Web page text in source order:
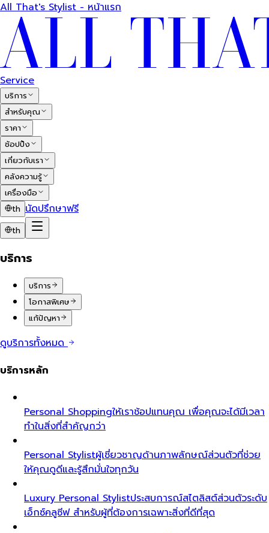
All That's Stylist - หน้าแรก
Service
บริการ
สำหรับคุณ
ราคา
ช้อปปิ้ง
เกี่ยวกับเรา
คลังความรู้
เครื่องมือ
th นัดปรึกษาฟรี
th
บริการ
บริการ
โอกาสพิเศษ
แก้ปัญหา
ดูบริการทั้งหมด
บริการหลัก
Personal Shoppingให้เราช้อปแทนคุณ เพื่อคุณจะได้มีเวลา
ทำในสิ่งที่สำคัญกว่า
Personal Stylistผู้เชี่ยวชาญด้านภาพลักษณ์ส่วนตัวที่ช่วย
ให้คุณดูดีและรู้สึกมั่นใจทุกวัน
Luxury Personal Stylistประสบการณ์สไตลิสต์ส่วนตัวระดับ
เอ็กซ์คลูซีฟ สำหรับผู้ที่ต้องการเฉพาะสิ่งที่ดีที่สุด